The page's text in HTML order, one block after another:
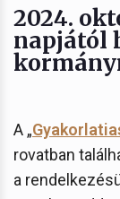
2024.
napjától
A „
rovatban
a